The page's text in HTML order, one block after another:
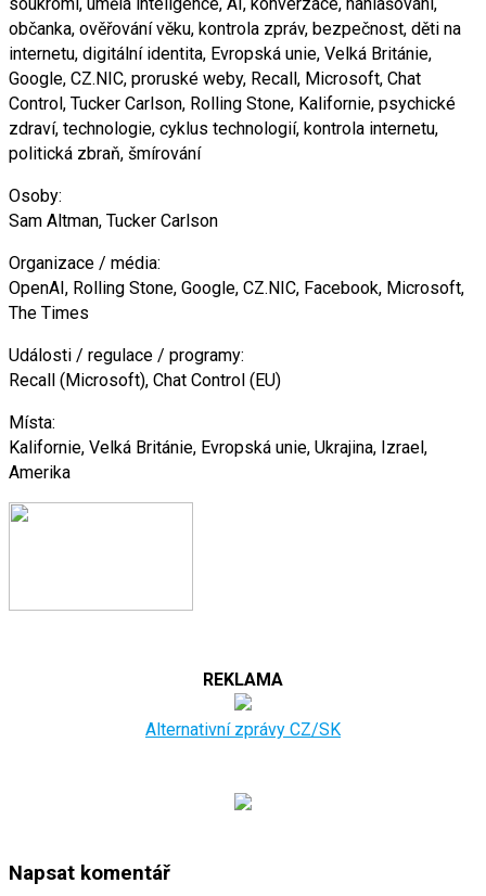
občanka, ověřování věku, kontrola zpráv, bezpečnost, děti na
internetu, digitální identita, Evropská unie, Velká Británie,
Google, CZ.NIC, proruské weby, Recall, Microsoft, Chat
Control, Tucker Carlson, Rolling Stone, Kalifornie, psychické
zdraví, technologie, cyklus technologií, kontrola internetu,
politická zbraň, šmírování
Osoby:
Sam Altman, Tucker Carlson
Organizace / média:
OpenAI, Rolling Stone, Google, CZ.NIC, Facebook, Microsoft,
The Times
Události / regulace / programy:
Recall (Microsoft), Chat Control (EU)
Místa:
Kalifornie, Velká Británie, Evropská unie, Ukrajina, Izrael,
Amerika
REKLAMA
Alternativní zprávy CZ/SK
Napsat komentář